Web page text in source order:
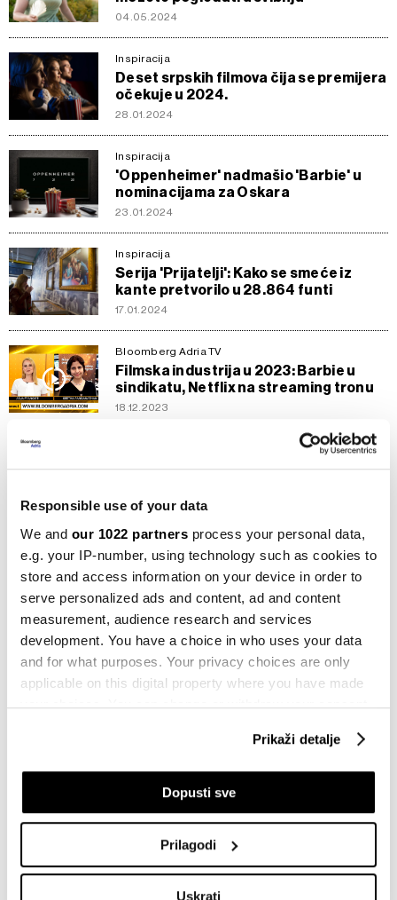
Responsible use of your data
We and our 1022 partners process your personal data,
e.g. your IP-number, using technology such as cookies to
store and access information on your device in order to
serve personalized ads and content, ad and content
measurement, audience research and services
development. You have a choice in who uses your data
and for what purposes. Your privacy choices are only
applicable on this digital property where you have made
your choices. You can change or withdraw your consent
If you allow, we would also like to:
Collect information about your geographical
Identify your device by actively scanning it for
Prikaži detalje
Dopusti sve
Prilagodi
Uskrati
04.05.2024
Inspiracija
Deset srpskih filmova čija se premijera
očekuje u 2024.
28.01.2024
Inspiracija
'Oppenheimer' nadmašio 'Barbie' u
nominacijama za Oskara
23.01.2024
Inspiracija
Serija 'Prijatelji': Kako se smeće iz
kante pretvorilo u 28.864 funti
17.01.2024
Bloomberg Adria TV
Filmska industrija u 2023: Barbie u
sindikatu, Netflix na streaming tronu
18.12.2023
Šta je to najgledanije na Netflixu
Kompanije
Netflix će podići cijene pretplate u
pojedinim zemljama
19.10.2023
Inspiracija
Šta ćemo gledati ove jeseni
18.10.2023
ponude scenaristima
23.08.2023
Inspiracija
Šta se najviše 'bindžuje' na Netflixu
30.04.2023